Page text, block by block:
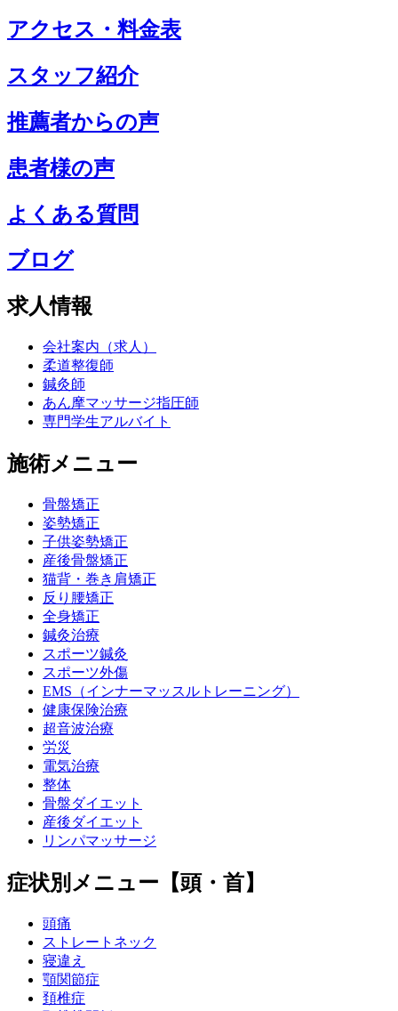
アクセス・料金表
スタッフ紹介
推薦者からの声
患者様の声
よくある質問
ブログ
求人情報
会社案内（求人）
柔道整復師
鍼灸師
あん摩マッサージ指圧師
専門学生アルバイト
施術メニュー
骨盤矯正
姿勢矯正
子供姿勢矯正
産後骨盤矯正
猫背・巻き肩矯正
反り腰矯正
全身矯正
鍼灸治療
スポーツ鍼灸
スポーツ外傷
EMS（インナーマッスルトレーニング）
健康保険治療
超音波治療
労災
電気治療
整体
骨盤ダイエット
産後ダイエット
リンパマッサージ
症状別メニュー【頭・首】
頭痛
ストレートネック
寝違え
顎関節症
頚椎症